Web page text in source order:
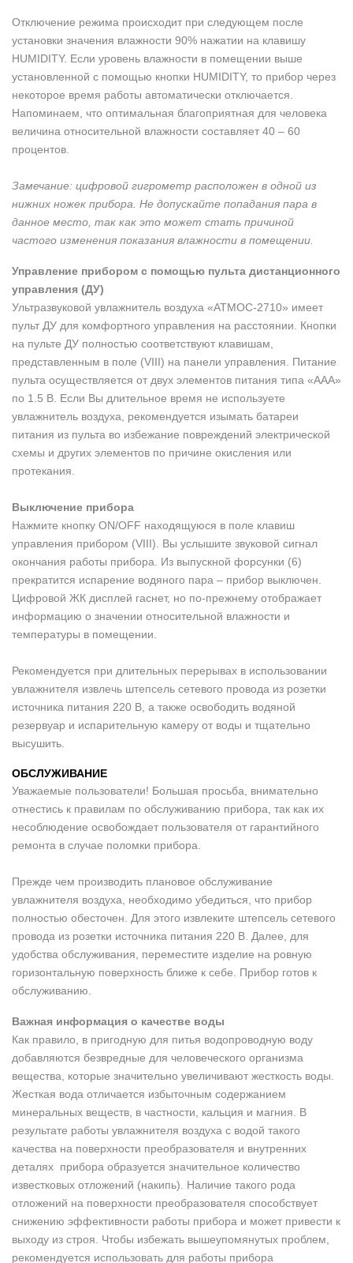
Отключение режима происходит при следующем после
установки значения влажности 90% нажатии на клавишу
HUMIDITY. Если уровень влажности в помещении выше
установленной с помощью кнопки HUMIDITY, то прибор через
некоторое время работы автоматически отключается.
Напоминаем, что оптимальная благоприятная для человека
величина относительной влажности составляет 40 – 60
процентов.
Замечание: цифровой гигрометр расположен в одной из
нижних ножек прибора. Не допускайте попадания пара в
данное место, так как это может стать причиной
частого изменения показания влажности в помещении.
Управление прибором с помощью пульта дистанционного
управления (ДУ)
Ультразвуковой увлажнитель воздуха «АТМОС-2710» имеет
пульт ДУ для комфортного управления на расстоянии. Кнопки
на пульте ДУ полностью соответствуют клавишам,
представленным в поле (VIII) на панели управления. Питание
пульта осуществляется от двух элементов питания типа «ААА»
по 1.5 В. Если Вы длительное время не используете
увлажнитель воздуха, рекомендуется изымать батареи
питания из пульта во избежание повреждений электрической
схемы и других элементов по причине окисления или
протекания.
Выключение прибора
Нажмите кнопку ON/OFF находящуюся в поле клавиш
управления прибором (VIII). Вы услышите звуковой сигнал
окончания работы прибора. Из выпускной форсунки (6)
прекратится испарение водяного пара – прибор выключен.
Цифровой ЖК дисплей гаснет, но по-прежнему отображает
информацию о значении относительной влажности и
температуры в помещении.
Рекомендуется при длительных перерывах в использовании
увлажнителя извлечь штепсель сетевого провода из розетки
источника питания 220 В, а также освободить водяной
резервуар и испарительную камеру от воды и тщательно
высушить.
ОБСЛУЖИВАНИЕ
Уважаемые пользователи! Большая просьба, внимательно
отнестись к правилам по обслуживанию прибора, так как их
несоблюдение освобождает пользователя от гарантийного
ремонта в случае поломки прибора.
Прежде чем производить плановое обслуживание
увлажнителя воздуха, необходимо убедиться, что прибор
полностью обесточен. Для этого извлеките штепсель сетевого
провода из розетки источника питания 220 В. Далее, для
удобства обслуживания, переместите изделие на ровную
горизонтальную поверхность ближе к себе. Прибор готов к
обслуживанию.
Важная информация о качестве воды
Как правило, в пригодную для питья водопроводную воду
добавляются безвредные для человеческого организма
вещества, которые значительно увеличивают жесткость воды.
Жесткая вода отличается избыточным содержанием
минеральных веществ, в частности, кальция и магния. В
результате работы увлажнителя воздуха с водой такого
качества на поверхности преобразователя и внутренних
деталях прибора образуется значительное количество
известковых отложений (накипь). Наличие такого рода
отложений на поверхности преобразователя способствует
снижению эффективности работы прибора и может привести к
выходу из строя. Чтобы избежать вышеупомянутых проблем,
рекомендуется использовать для работы прибора